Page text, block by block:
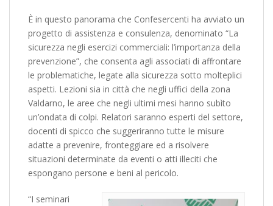
È in questo panorama che Confesercenti ha avviato un
progetto di assistenza e consulenza, denominato “La
sicurezza negli esercizi commerciali: l’importanza della
prevenzione”, che consenta agli associati di affrontare
le problematiche, legate alla sicurezza sotto molteplici
aspetti. Lezioni sia in città che negli uffici della zona
Valdarno, le aree che negli ultimi mesi hanno subìto
un’ondata di colpi. Relatori saranno esperti del settore,
docenti di spicco che suggeriranno tutte le misure
adatte a prevenire, fronteggiare ed a risolvere
situazioni determinate da eventi o atti illeciti che
espongano persone e beni al pericolo.
“I seminari